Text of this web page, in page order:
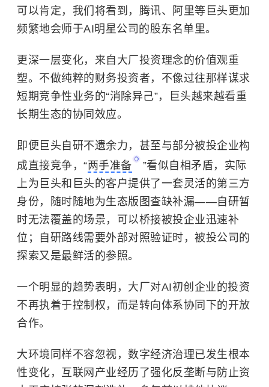
可以肯定，我们将看到，腾讯、阿里等巨头更加
频繁地会师于AI明星公司的股东名单里。
更深一层变化，来自大厂投资理念的价值观重
塑。不做纯粹的财务投资者，不像过往那样谋求
短期竞争性业务的“消除异己”，巨头越来越看重
长期生态的协同效应。
即便巨头自研不遗余力，甚至与部分被投企业构
成直接竞争，“两手准备
”看似自相矛盾，实际
上为巨头和巨头的客户提供了一套灵活的第三方
身份，随时随地为生态版图查缺补漏——自研暂
时无法覆盖的场景，可以桥接被投企业迅速补
位；自研路线需要外部对照验证时，被投公司的
探索又是最鲜活的参照。
一个明显的趋势表明，大厂对AI初创企业的投资
不再执着于控制权，而是转向体系协同下的开放
合作。
大环境同样不容忽视，数字经济治理已发生根本
性变化，互联网产业经历了强化反垄断与防止资